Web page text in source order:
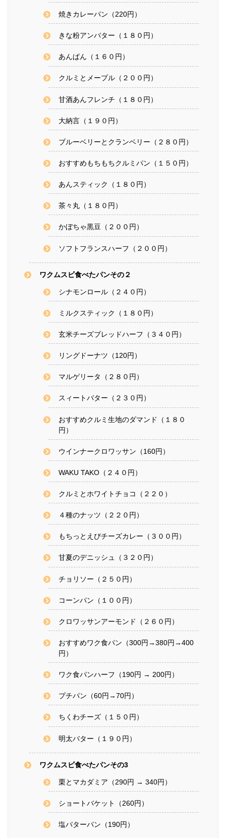
焼きカレーパン（220円）
きな粉アンバター（１８０円）
あんぱん（１６０円）
クルミとメープル（２００円）
甘酒あんフレンチ（１８０円）
大納言（１９０円）
ブルーベリーとクランベリー（２８０円）
おすすめもちもちクルミパン（１５０円）
あんスティック（１８０円）
茶々丸（１８０円）
かぼちゃ黒豆（２００円）
ソフトフランスハーフ（２００円）
ワクムスビ食べたパンその２
シナモンロール（２４０円）
ミルクスティック（１８０円）
玄米チーズブレッドハーフ（３４０円）
リングドーナツ（120円）
マルゲリータ（２８０円）
スィートバター（２３０円）
おすすめクルミ生地のダマンド（１８０
円）
ウインナークロワッサン（160円）
WAKU TAKO（２４０円）
クルミとホワイトチョコ（２２０）
４種のナッツ（２２０円）
もちっとえびチーズカレー（３００円）
甘夏のデニッシュ（３２０円）
チョリソー（２５０円）
コーンパン（１００円）
クロワッサンアーモンド（２６０円）
おすすめワク食パン（300円→380円→400
円）
ワク食パンハーフ（190円 → 200円）
プチパン（60円→70円）
ちくわチーズ（１５０円）
明太バター（１９０円）
ワクムスビ食べたパンその3
栗とマカダミア（290円 → 340円）
ショートバケット（260円）
塩バターパン（190円）